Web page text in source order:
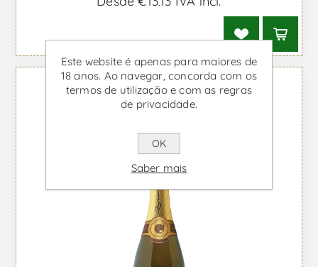
Este website é apenas para maiores de
18 anos. Ao navegar, concorda com os
termos de utilização e com as regras
de privacidade.
OK
Saber mais